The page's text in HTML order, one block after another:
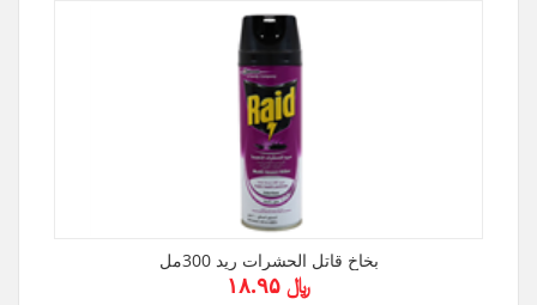
بخاخ قاتل الحشرات ريد 300مل
﷼ ۱۸.۹۵